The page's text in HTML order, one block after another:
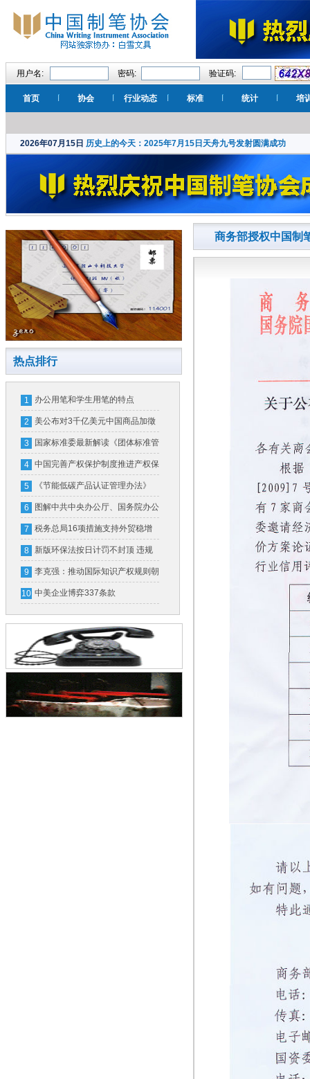
用户名: 密码: 验证码:
首页 协会 行业动态 标准 统计 培
2026年07月15日 历史上的今天：2025年7月15日天舟九号发射圆满成功
热点排行
1 办公用笔和学生用笔的特点
2 美公布对3千亿美元中国商品加徵
关税清单 将涵盖中国大部分笔类
产品
3 国家标准委最新解读《团体标准管
理规定》
4 中国完善产权保护制度推进产权保
护法治化
5 《节能低碳产品认证管理办法》
11月起实施
6 图解中共中央办公厅、国务院办公
厅印发的《行业协会商会与行政机
关脱钩总体方案》附原文
7 税务总局16项措施支持外贸稳增
长
8 新版环保法按日计罚不封顶 违规
企业心惊惊
9 李克强：推动国际知识产权规则朝
着普惠、包容方向发展
10 中美企业博弈337条款
商务部授权中国制